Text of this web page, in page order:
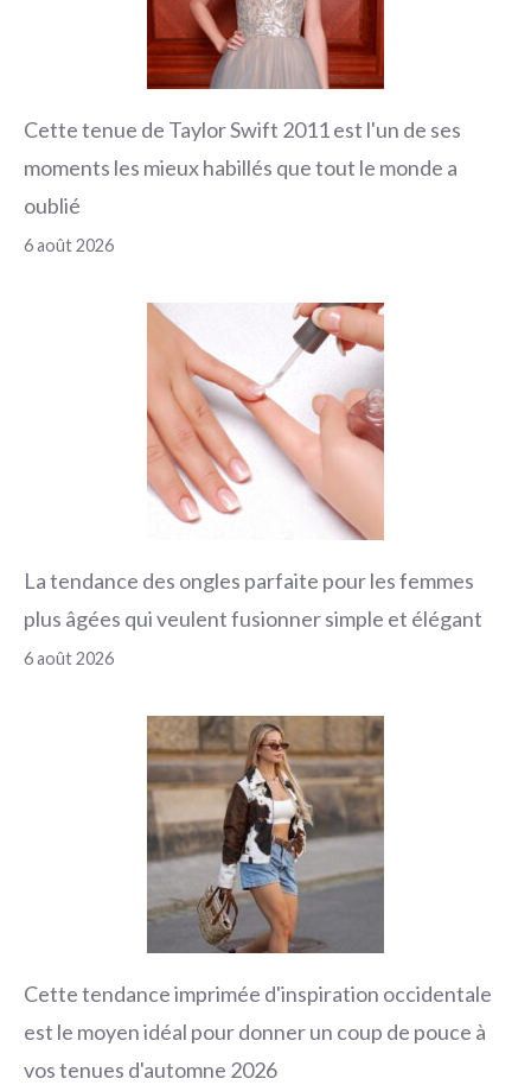
Cette tenue de Taylor Swift 2011 est l'un de ses
moments les mieux habillés que tout le monde a
oublié
6 août 2026
La tendance des ongles parfaite pour les femmes
plus âgées qui veulent fusionner simple et élégant
6 août 2026
Cette tendance imprimée d'inspiration occidentale
est le moyen idéal pour donner un coup de pouce à
vos tenues d'automne 2026